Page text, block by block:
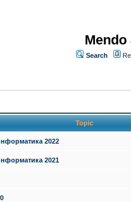
Search
Topic
2022
2021